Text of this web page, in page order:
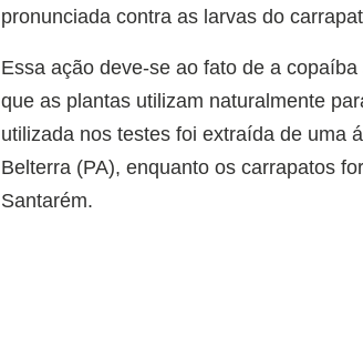
pronunciada contra as larvas do
Essa ação deve-se ao fato de a
que as plantas utilizam naturalmente
utilizada nos testes foi extraída de uma
Belterra (PA), enquanto os carrapatos
Santarém.